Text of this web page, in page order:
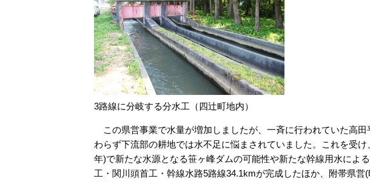
3路線に分岐する分水工（四辻町地内）
この県営事業で水量が増加しましたが、一斉に行われていた高
わらず下流部の耕地では水不足に悩まされていました。これを受
年)で新たな水源となる笹ヶ峰ダムの可能性や新たな幹線用水によ
工・関川頭首工・幹線水路5路線34.1kmが完成したほか、附帯県